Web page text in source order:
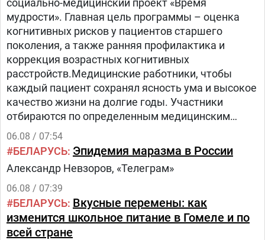
социально-медицинский проект «Время
мудрости». Главная цель программы – оценка
когнитивных рисков у пациентов старшего
поколения, а также ранняя профилактика и
коррекция возрастных когнитивных
расстройств.Медицинские работники, чтобы
каждый пациент сохранял ясность ума и высокое
качество жизни на долгие годы. Участники
отбираются по определенным медицинским
критериям из числа прикрепленного к
поликлинике населения.Путь в проекте состоит
из трех этапов:1.
06.08 / 07:54
БЕЛАРУСЬ Эпидемия маразма в России
Александр Невзоров, «Телеграм»
06.08 / 07:39
БЕЛАРУСЬ Вкусные перемены: как
изменится школьное питание в Гомеле и по
всей стране